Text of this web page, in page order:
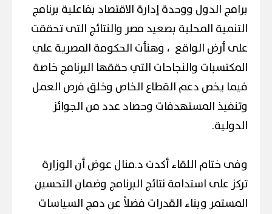
برامج الدول ووحدة إدارة الاقتصاد بفاعلية برنامج
التنمية المحلية بصعيد مصر والنتائج التى تحققت
على أرض الواقع ، وهنأت الحكومة المصرية علي
المكتسبات والنجاحات التي حققها البرنامج خاصة
فيما يخص دعم القطاع الخاص وخلق فرص العمل
وتنفيذ المستهدفات وحصاد عدد من الجوائز
الدولية.
وفى ختام اللقاء أكدت د.منال عوض أن الوزارة
تركز على استدامة نتائج البرنامج وضمان التحسين
المستمر وبناء القدرات فضلاً عن دمج السياسات